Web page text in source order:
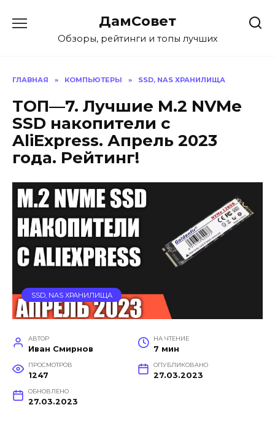
содержанию
ДамСовет
Обзоры, рейтинги и топы лучших
ГЛАВНАЯ » КОМПЬЮТЕРЫ » SSD, NAS ХРАНИЛИЩА
ТОП—7. Лучшие M.2 NVMe
SSD накопители с
AliExpress. Апрель 2023
года. Рейтинг!
SSD, NAS ХРАНИЛИЩА
АВТОР
Иван Смирнов
НА ЧТЕНИЕ
7 мин
ПРОСМОТРОВ
1247
ОПУБЛИКОВАНО
27.03.2023
ОБНОВЛЕНО
27.03.2023